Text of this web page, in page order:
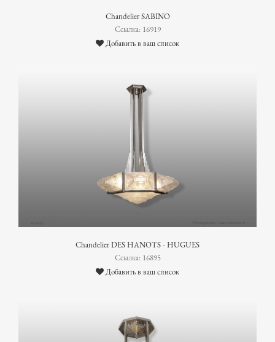
Chandelier SABINO
Ссылка: 16919
Добавить в ваш список
Chandelier DES HANOTS - HUGUES
Ссылка: 16895
Добавить в ваш список